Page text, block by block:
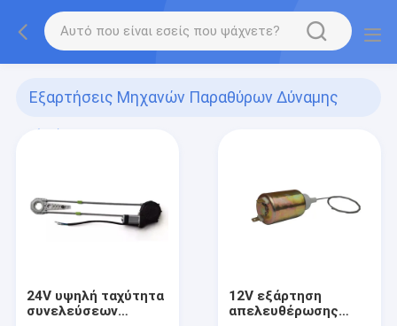
Εξαρτήσεις Μηχανών Παραθύρων Δύναμης
24V υψηλή ταχύτητα
συνελεύσεων
12V εξάρτηση
απελευθέρωσης